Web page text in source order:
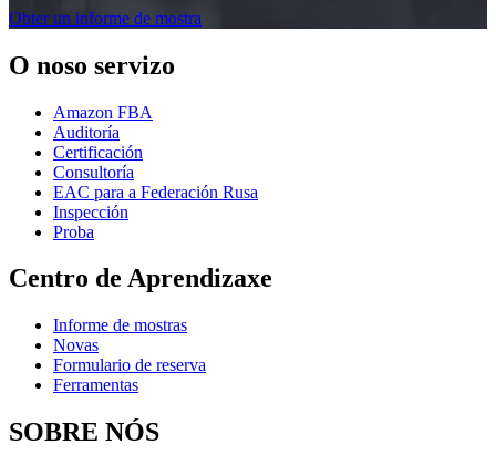
Obter un informe de mostra
O noso servizo
Amazon FBA
Auditoría
Certificación
Consultoría
EAC para a Federación Rusa
Inspección
Proba
Centro de Aprendizaxe
Informe de mostras
Novas
Formulario de reserva
Ferramentas
SOBRE NÓS